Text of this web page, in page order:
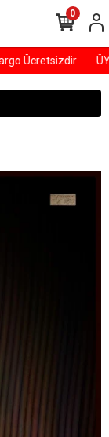
Ücretsizdir
0